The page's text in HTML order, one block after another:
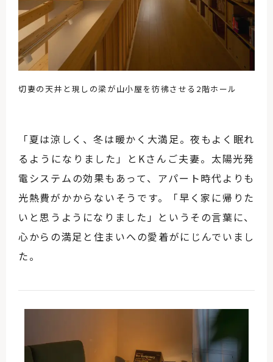
切妻の天井と現しの梁が山小屋を彷彿させる2階ホール
「夏は涼しく、冬は暖かく大満足。夜もよく眠れ
るようになりました」とKさんご夫妻。太陽光発
電システムの効果もあって、アパート時代よりも
光熱費がかからないそうです。「早く家に帰りた
いと思うようになりました」というその言葉に、
心からの満足と住まいへの愛着がにじんでいまし
た。